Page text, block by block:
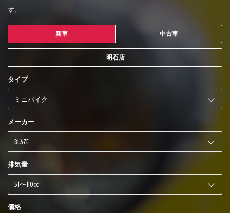
す。
新車 中古車
明石店
タイプ
メーカー
排気量
価格